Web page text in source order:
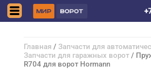
Главная / Запчасти для
Запчасти для гаражных ворот /
R704 для ворот Hormann